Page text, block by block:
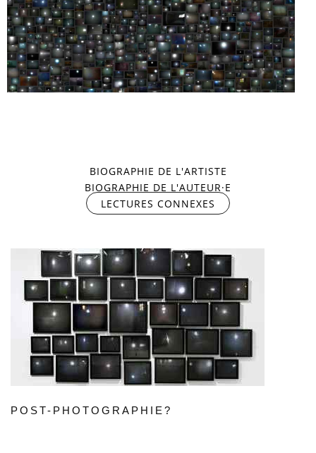
TVSFROMCL
BIOGRAPHIE DE L'ARTISTE
BIOGRAPHIE DE L'AUTEUR·E
LECTURES CONNEXES
(ONGLET ACTIF)
POST-PHOTOGRAPHIE?